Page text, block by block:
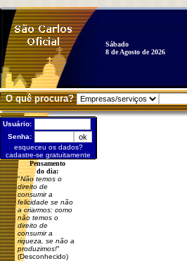
Sábado
8 de Agosto de 2026
O quê procura?
Usuário:
Senha:
esqueceu os dados?
cadastre-se gratuitamente
Pensamento
do dia:
"Não temos o
direito de
consumir a
felicidade se não
a criarmos: como
não temos o
direito de
consumir a
riqueza, se não a
produzimos!"
(Desconhecido)